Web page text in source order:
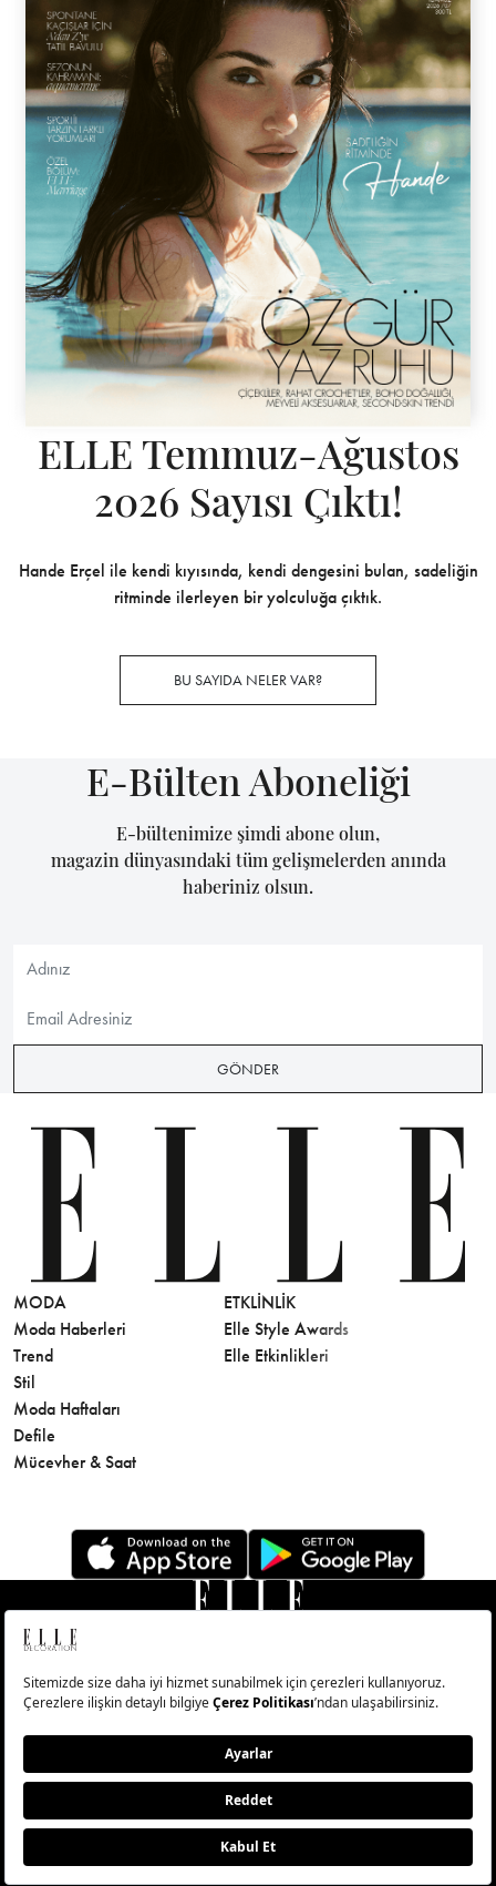
ELLE Temmuz-Ağustos
2026 Sayısı Çıktı!
Hande Erçel ile kendi kıyısında, kendi dengesini bulan, sadeliğin
ritminde ilerleyen bir yolculuğa çıktık.
BU SAYIDA NELER VAR?
E-Bülten Aboneliği
E-bültenimize şimdi abone olun,
magazin dünyasındaki tüm gelişmelerden anında
haberiniz olsun.
GÖNDER
MODA
Moda Haberleri
Trend
Stil
Moda Haftaları
Defile
Mücevher & Saat
ETKLINLIK
Elle Style Awards
Elle Etkinlikleri
© Big Medya Teknoloji A.Ş. Altunizade Mahallesi Kuşbakışı
Caddesi No:27/1 Üsküdar/İstanbul
Aydınlatma Metni
Copyright © 2026 - Tüm Hakları Saklıdır.